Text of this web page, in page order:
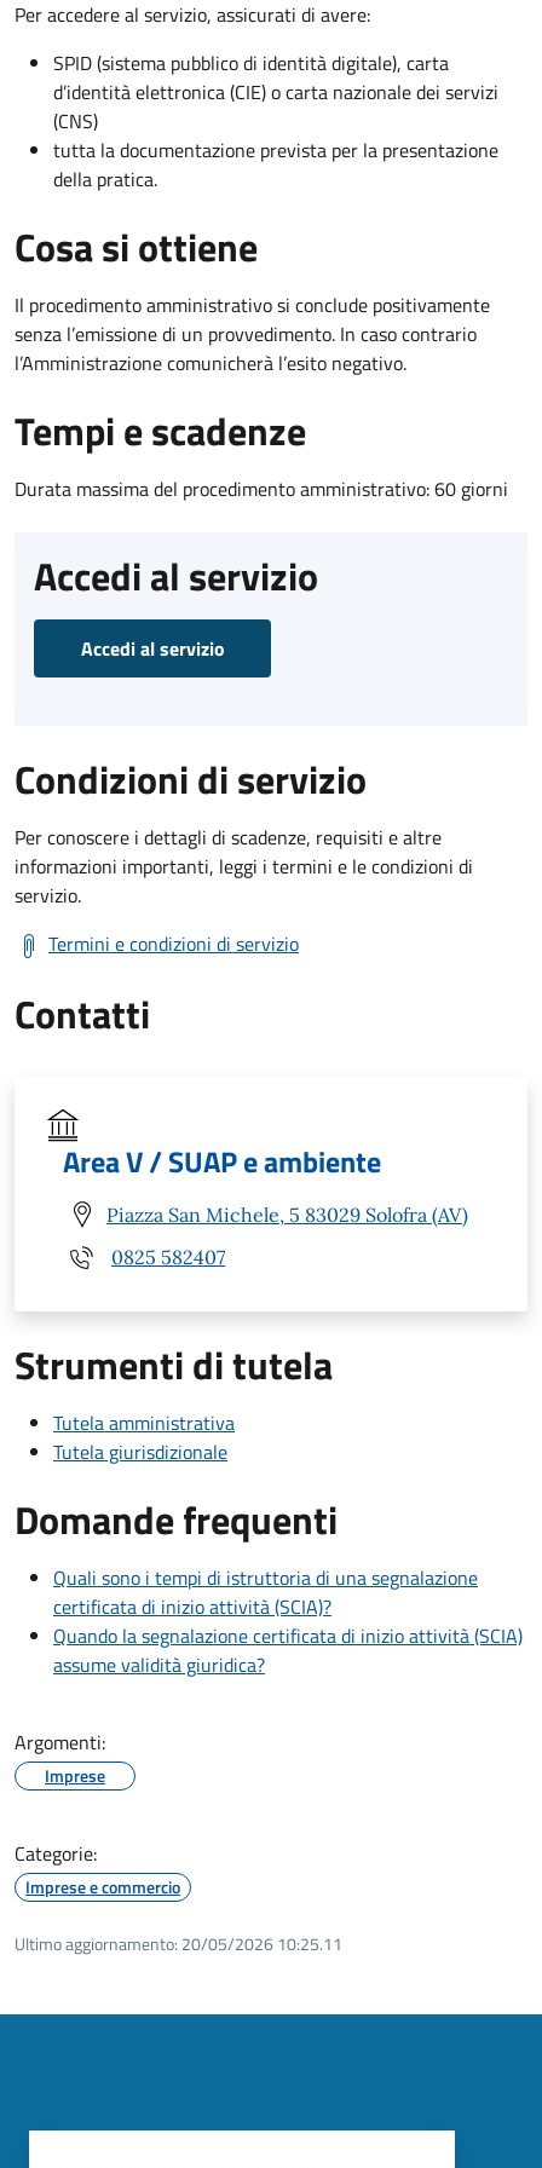
Per accedere al servizio, assicurati di avere:
SPID (sistema pubblico di identità digitale), carta
d’identità elettronica (CIE) o carta nazionale dei servizi
(CNS)
tutta la documentazione prevista per la presentazione
della pratica.
Cosa si ottiene
Il procedimento amministrativo si conclude positivamente
senza l’emissione di un provvedimento. In caso contrario
l’Amministrazione comunicherà l’esito negativo.
Tempi e scadenze
Durata massima del procedimento amministrativo: 60 giorni
Accedi al servizio
Accedi al servizio
Condizioni di servizio
Per conoscere i dettagli di scadenze, requisiti e altre
informazioni importanti, leggi i termini e le condizioni di
servizio.
Termini e condizioni di servizio
Contatti
Area V / SUAP e ambiente
Piazza San Michele, 5 83029 Solofra (AV)
0825 582407
Strumenti di tutela
Tutela amministrativa
Tutela giurisdizionale
Domande frequenti
Quali sono i tempi di istruttoria di una segnalazione
certificata di inizio attività (SCIA)?
Quando la segnalazione certificata di inizio attività (SCIA)
assume validità giuridica?
Argomenti:
Imprese
Categorie:
Imprese e commercio
Ultimo aggiornamento: 20/05/2026 10:25.11